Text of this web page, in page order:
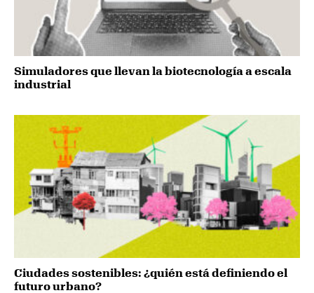
Simuladores que llevan la biotecnología a escala
industrial
Ciudades sostenibles: ¿quién está definiendo el
futuro urbano?